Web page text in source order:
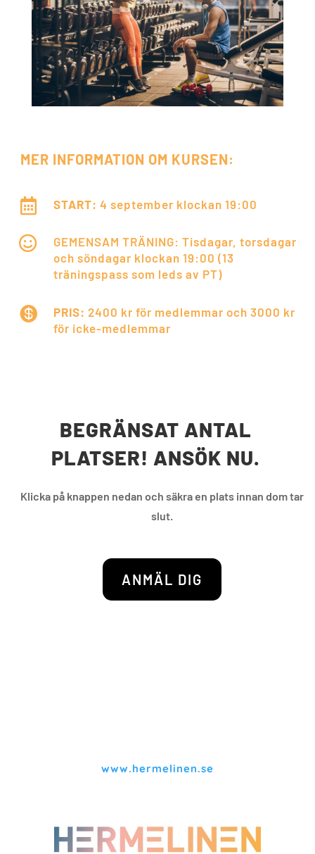
MER INFORMATION OM KURSEN:
 START: 4 september klockan19:00

GEMENSAM TRÄNING: Tisdagar, torsdagar
och söndagar klockan 19:00 (13
träningspass som leds av PT)
 PRIS: 2400 kr för medlemmar och 3000 kr
för icke-medlemmar
BEGRÄNSAT ANTAL
PLATSER! ANSÖK NU.
Klicka på knappen nedan och säkra en plats innan dom tar
slut.
ANMÄL DIG
www.hermelinen.se